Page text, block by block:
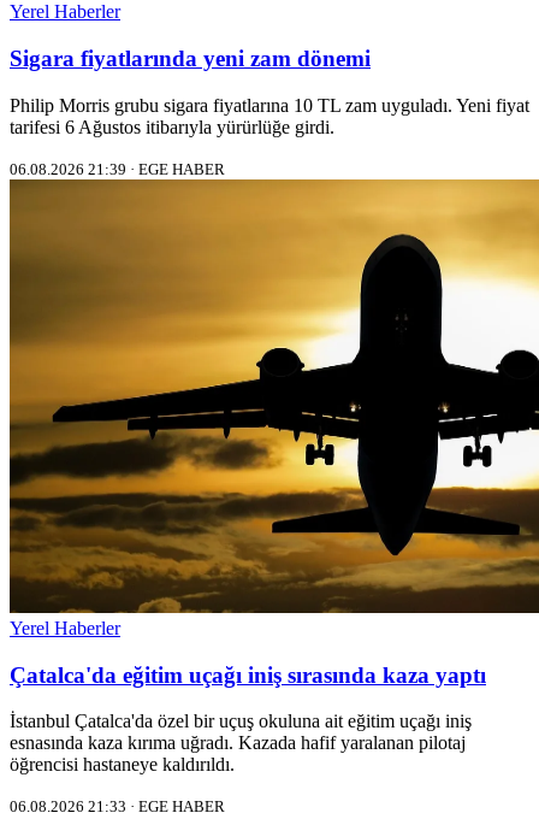
Yerel Haberler
Sigara fiyatlarında yeni zam dönemi
Philip Morris grubu sigara fiyatlarına 10 TL zam uyguladı. Yeni fiyat
tarifesi 6 Ağustos itibarıyla yürürlüğe girdi.
06.08.2026 21:39 · EGE HABER
Yerel Haberler
Çatalca'da eğitim uçağı iniş sırasında kaza yaptı
İstanbul Çatalca'da özel bir uçuş okuluna ait eğitim uçağı iniş
esnasında kaza kırıma uğradı. Kazada hafif yaralanan pilotaj
öğrencisi hastaneye kaldırıldı.
06.08.2026 21:33 · EGE HABER